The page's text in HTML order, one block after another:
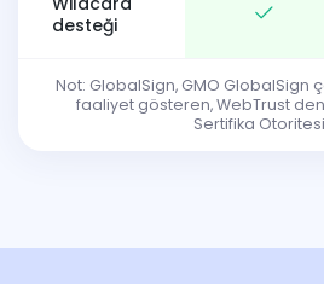
desteği
Not: GlobalSign, GMO GlobalSign
faaliyet gösteren, WebTrust
Sertifika